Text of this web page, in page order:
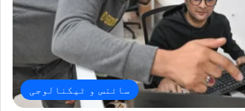
سائنس و ٹیکنالوجی